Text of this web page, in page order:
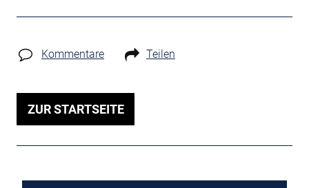
Kommentare Teilen
ZUR STARTSEITE